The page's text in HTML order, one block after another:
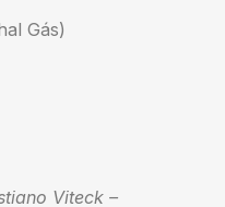
Gás)
Viteck –